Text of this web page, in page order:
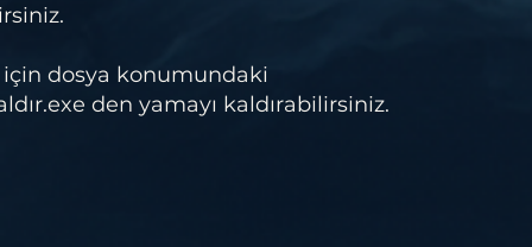
için dosya konumundaki
den yamayı kaldırabilirsiniz.